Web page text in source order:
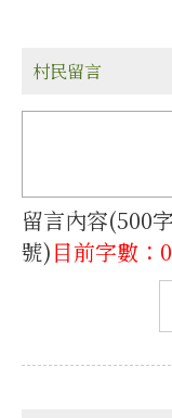
村民留言
留言內容(500
號)目前字數：0